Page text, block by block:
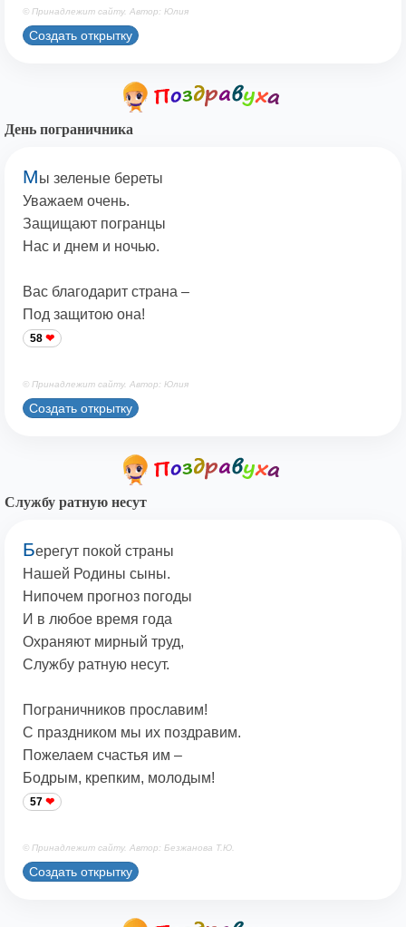
© Принадлежит сайту. Автор: Юлия
Создать открытку
День пограничника
Мы зеленые береты
Уважаем очень.
Защищают погранцы
Нас и днем и ночью.
Вас благодарит страна –
Под защитою она!
58
© Принадлежит сайту. Автор: Юлия
Создать открытку
Службу ратную несут
Берегут покой страны
Нашей Родины сыны.
Нипочем прогноз погоды
И в любое время года
Охраняют мирный труд,
Службу ратную несут.
Пограничников прославим!
С праздником мы их поздравим.
Пожелаем счастья им –
Бодрым, крепким, молодым!
57
© Принадлежит сайту. Автор: Безжанова Т.Ю.
Создать открытку